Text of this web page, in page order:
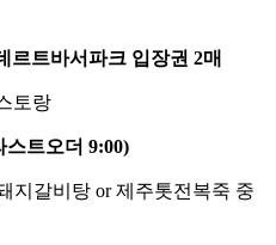
르트바서파크 입장권 2매
토랑
스트오더 9:00)
지갈비탕 or 제주톳전복죽 중